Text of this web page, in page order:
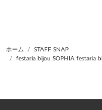
ホーム
STAFF SNAP
festaria bijou SOPHIA festaria